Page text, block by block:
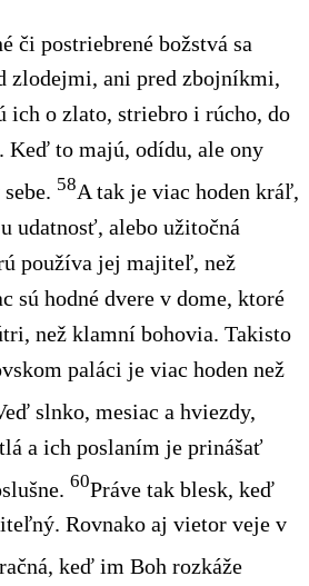
či postriebrené božstvá sa
zlodejmi, ani pred zbojníkmi,
ich o zlato, striebro i rúcho, do
Keď to majú, odídu, ale ony
58A tak je viac hoden kráľ,
udatnosť, alebo užitočná
používa jej majiteľ, než
sú hodné dvere v dome, ktoré
než klamní bohovia. Takisto
paláci je viac hoden než
slnko, mesiac a hviezdy,
a ich poslaním je prinášať
60Práve tak blesk, keď
Rovnako aj vietor veje v
keď im Boh rozkáže